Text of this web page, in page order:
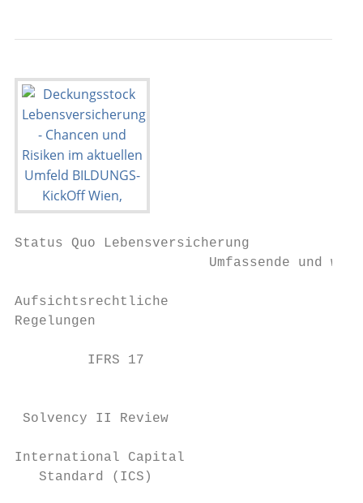
Status Quo Lebensversicherung
Umfassende und
Aufsichtsrechtliche
Regelungen
IFRS 17
Solvency II Review
International Capital
Standard (ICS)